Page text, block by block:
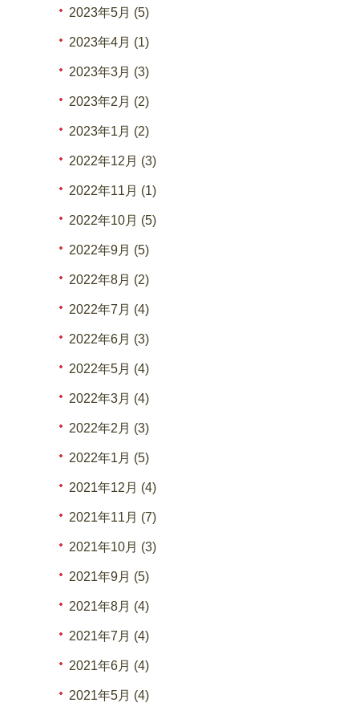
2023年5月 (5)
2023年4月 (1)
2023年3月 (3)
2023年2月 (2)
2023年1月 (2)
2022年12月 (3)
2022年11月 (1)
2022年10月 (5)
2022年9月 (5)
2022年8月 (2)
2022年7月 (4)
2022年6月 (3)
2022年5月 (4)
2022年3月 (4)
2022年2月 (3)
2022年1月 (5)
2021年12月 (4)
2021年11月 (7)
2021年10月 (3)
2021年9月 (5)
2021年8月 (4)
2021年7月 (4)
2021年6月 (4)
2021年5月 (4)